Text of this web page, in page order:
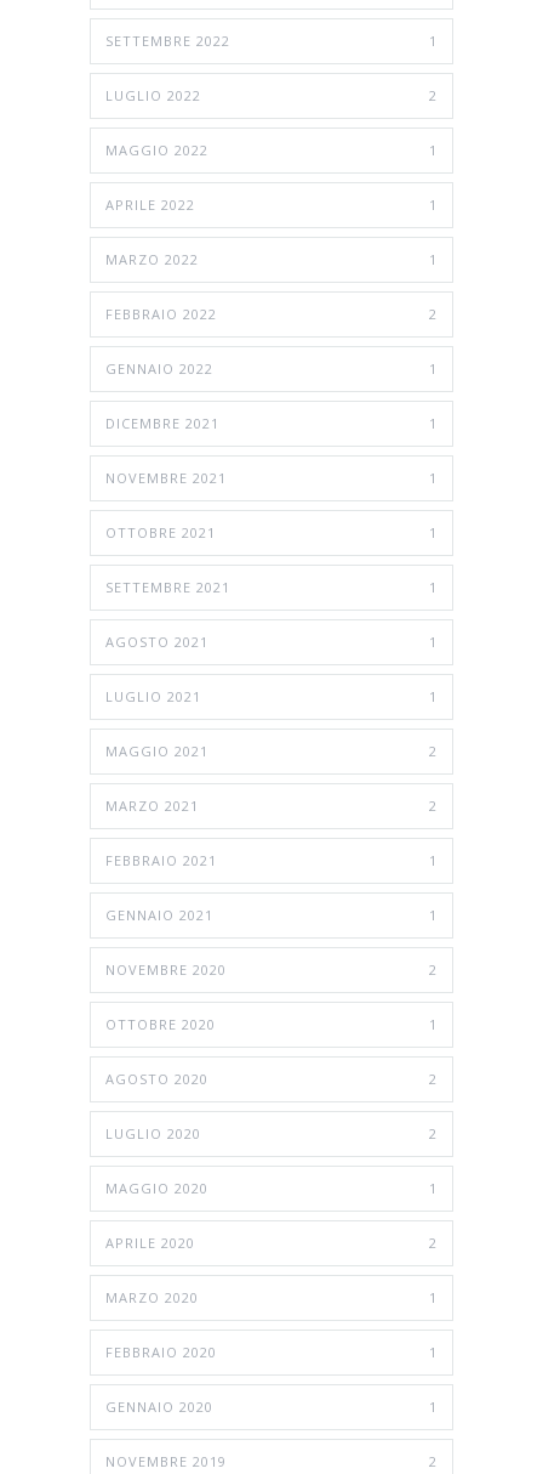
SETTEMBRE 2022 1
LUGLIO 2022 2
MAGGIO 2022 1
APRILE 2022 1
MARZO 2022 1
FEBBRAIO 2022 2
GENNAIO 2022 1
DICEMBRE 2021 1
NOVEMBRE 2021 1
OTTOBRE 2021 1
SETTEMBRE 2021 1
AGOSTO 2021 1
LUGLIO 2021 1
MAGGIO 2021 2
MARZO 2021 2
FEBBRAIO 2021 1
GENNAIO 2021 1
NOVEMBRE 2020 2
OTTOBRE 2020 1
AGOSTO 2020 2
LUGLIO 2020 2
MAGGIO 2020 1
APRILE 2020 2
MARZO 2020 1
FEBBRAIO 2020 1
GENNAIO 2020 1
NOVEMBRE 2019 2